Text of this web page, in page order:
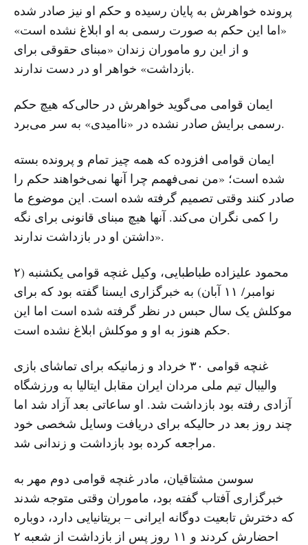
پرونده خواهرش به پایان رسیده و حکم او نیز صادر شده
«اما این حکم به صورت رسمی به او ابلاغ نشده است»
و از این رو ماموران زندان «مبنای حقوقی برای
بازداشت» خواهر او در دست ندارند.
ایمان قوامی می‌گوید خواهرش در حالی‌که هیچ حکم
رسمی برایش صادر نشده در «ناامیدی» به سر می‌برد.
ایمان قوامی افزوده که همه چیز تمام و پرونده بسته
شده است؛ «من نمی‌فهمم چرا آنها نمی‌خواهند حکم را
صادر کنند وقتی تصمیم گرفته شده است. این موضوع ما
را کمی نگران می‌کند. آنها هیچ مبنای قانونی برای نگه
داشتن او در بازداشت ندارند».
محمود علیزاده طباطبایی، وکیل غنچه قوامی یکشنبه (۲
نوامبر/ ۱۱ آبان) به خبرگزاری ایسنا گفته بود که برای
موکلش یک سال حبس در نظر گرفته شده است اما این
حکم هنوز به او و موکلش ابلاغ نشده است.
غنچه قوامی ۳۰ خرداد و زمانیکه برای تماشای بازی
والیبال تیم ملی مردان ایران مقابل ایتالیا به ورزشگاه
آزادی رفته بود بازداشت شد. او ساعاتی بعد آزاد شد اما
چند روز بعد در حالیکه برای دریافت وسایل شخصی خود
مراجعه کرده بود بازداشت و زندانی شد.
سوسن مشتاقیان، مادر غنچه قوامی دوم مهر به
خبرگزاری آفتاب گفته بود، ماموران وقتی متوجه شدند
که دخترش تابعیت دوگانه ایرانی – بریتانیایی دارد، دوباره
احضارش کردند و ۱۱ روز پس از بازداشت از شعبه ۲